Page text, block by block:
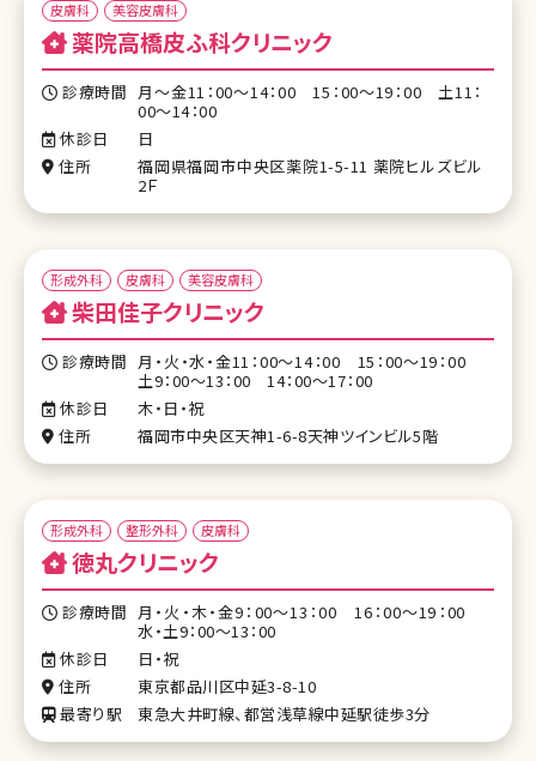
皮膚科 美容皮膚科
薬院高橋皮ふ科クリニック
診療時間 月～金11：00～14：00 15：00～19：00 土11：
00～14：00
休診日
日
住所
福岡県福岡市中央区薬院1-5-11 薬院ヒルズビル
2Ｆ
形成外科 皮膚科 美容皮膚科
柴田佳子クリニック
診療時間 月・火・水・金11：00～14：00 15：00～19：00
土9：00～13：00 14：00～17：00
休診日
木・日・祝
住所
福岡市中央区天神1-6-8天神ツインビル5階
形成外科 整形外科 皮膚科
徳丸クリニック
診療時間 月・火・木・金9：00～13：00 16：00～19：00
水・土9：00～13：00
休診日
日・祝
住所
東京都品川区中延3-8-10
最寄り駅
東急大井町線、都営浅草線中延駅徒歩3分